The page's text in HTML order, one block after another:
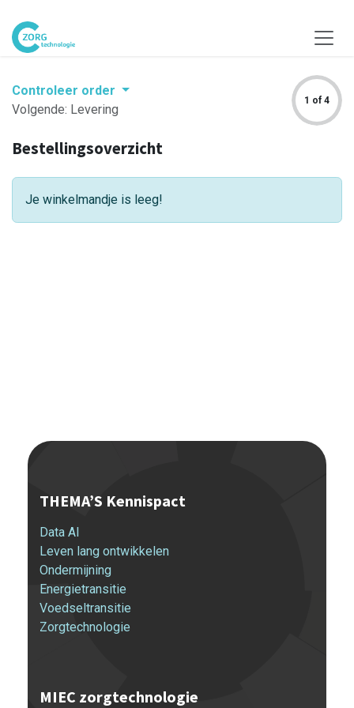
Controleer order
Volgende: Levering
1 of 4
Bestellingsoverzicht
Je winkelmandje is leeg!
THEMA’S Kennispact
Data AI
Leven lang ontwikkelen
Ondermijning
Energietransitie
Voedseltransitie
Zorgtechnologie
MIEC zorgtechnologie